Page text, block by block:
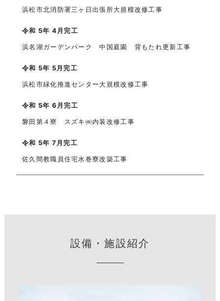
浜松市北消防署三ヶ日出張所大規模改修工事
令和 5年 4月完工
浜名湖ガーデンパーク 中国庭園 背もたれ更新工事
令和 5年 5月完工
浜松市緑化推進センター大規模改修工事
令和 5年 6月完工
磐田第４寮 スズキ㈱内装改修工事
令和 5年 7月完工
佐久間教職員住宅水巻寮改築工事
設備・施設紹介